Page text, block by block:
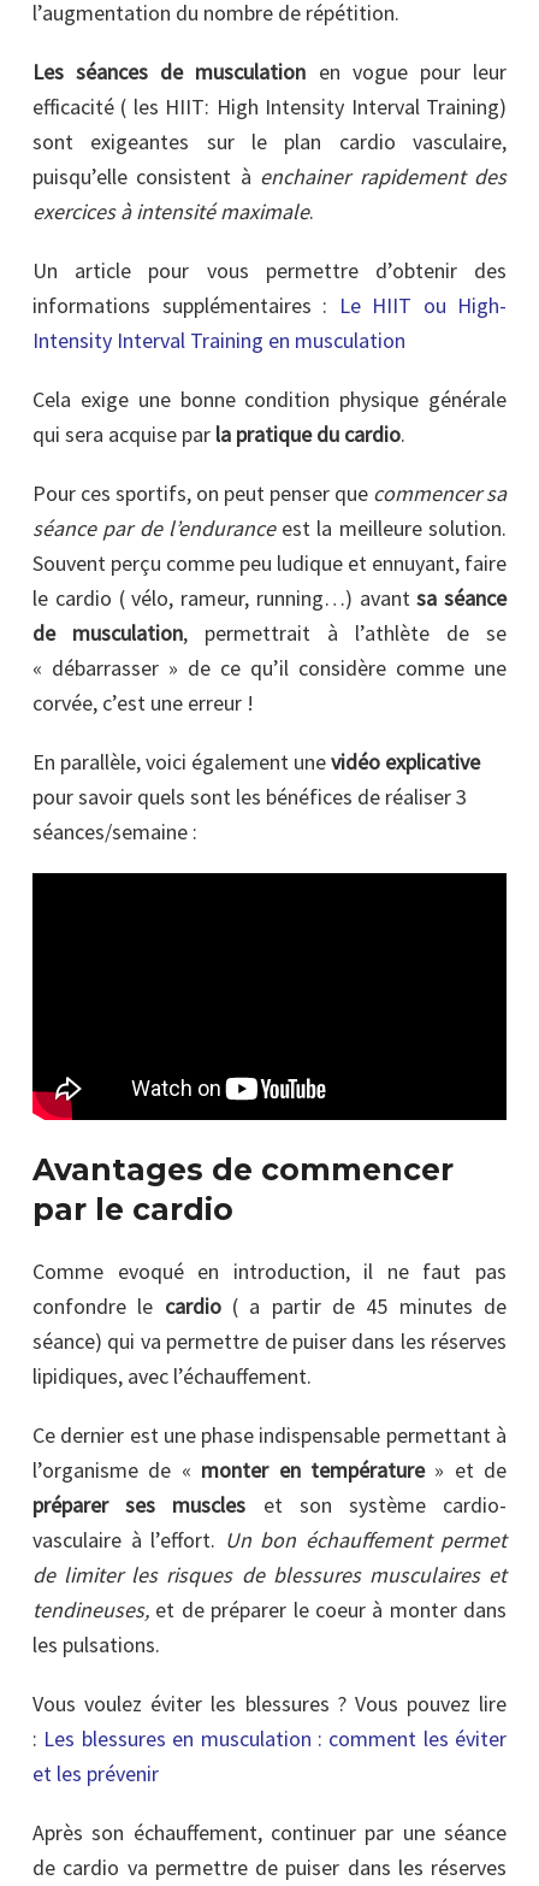
l’augmentation du nombre de répétition.
Les séances de musculation en vogue pour leur
efficacité ( les HIIT: High Intensity Interval Training)
sont exigeantes sur le plan cardio vasculaire,
puisqu’elle consistent à enchainer rapidement des
exercices à intensité maximale.
Un article pour vous permettre d’obtenir des
informations supplémentaires : Le HIIT ou High-
Intensity Interval Training en musculation
Cela exige une bonne condition physique générale
qui sera acquise par la pratique du cardio.
Pour ces sportifs, on peut penser que commencer sa
séance par de l’enduranceest la meilleure solution.
Souvent perçu comme peu ludique et ennuyant, faire
le cardio ( vélo, rameur, running…) avantsa séance
de musculation, permettrait à l’athlète de se
« débarrasser » de ce qu’il considère comme une
corvée, c’est une erreur !
En parallèle, voici également unevidéo explicative
pour savoir quels sont les bénéfices de réaliser 3
séances/semaine :
Avantages de commencer
par le cardio
Comme evoqué en introduction, il ne faut pas
confondre le cardio( a partir de 45 minutes de
séance) qui va permettre de puiser dans les réserves
lipidiques, avec l’échauffement.
Ce dernier est une phase indispensable permettant à
l’organisme de « monter en température» et de
préparer ses muscles et son système cardio-
vasculaire à l’effort. Un bon échauffement permet
de limiter les risques de blessures musculaires et
tendineuses, et de préparer le coeur à monter dans
les pulsations.
Vous voulez éviter les blessures ? Vous pouvez lire
: Les blessures en musculation : comment les éviter
et les prévenir
Après son échauffement, continuer par une séance
de cardio va permettre de puiser dans les réserves